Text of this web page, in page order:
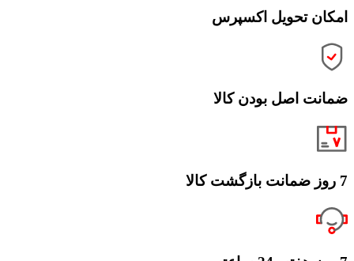
امکان تحویل اکسپرس
ضمانت اصل بودن کالا
7 روز ضمانت بازگشت کالا